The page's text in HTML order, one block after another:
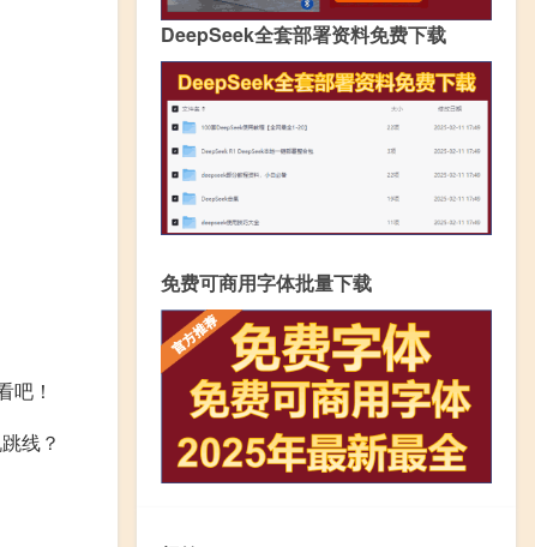
吧！
线？
DeepSeek全套部署资料免费下载
免费可商用字体批量下载